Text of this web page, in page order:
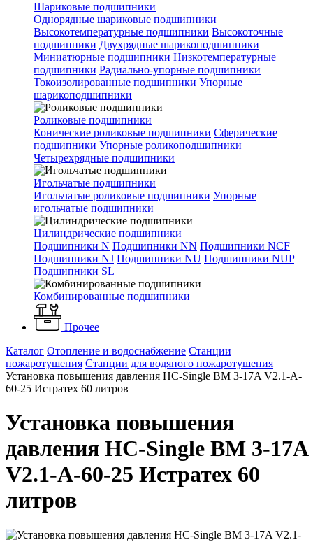
Шариковые подшипники
Однорядные шариковые подшипники
Высокотемпературные подшипники Высокоточные
подшипники Двухрядные шарикоподшипники
Миниатюрные подшипники Низкотемпературные
подшипники Радиально-упорные подшипники
Токоизолированные подшипники Упорные
шарикоподшипники
Роликовые подшипники
Конические роликовые подшипники Сферические
подшипники Упорные роликоподшипники
Четырехрядные подшипники
Игольчатые подшипники
Игольчатые роликовые подшипники Упорные
игольчатые подшипники
Цилиндрические подшипники
Подшипники N Подшипники NN Подшипники NCF
Подшипники NJ Подшипники NU Подшипники NUP
Подшипники SL
Комбинированные подшипники
Прочее
Каталог Отопление и водоснабжение Станции
пожаротушения Станции для водяного пожаротушения
Установка повышения давления HC-Single BM 3-17A V2.1-A-
60-25 Истратех 60 литров
Установка повышения
давления HC-Single BM 3-17A
V2.1-A-60-25 Истратех 60
литров